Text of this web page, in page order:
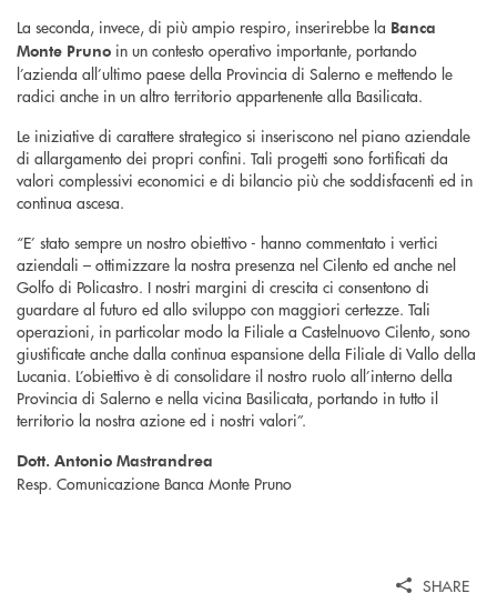
La seconda, invece, di più ampio respiro, inserirebbe la Banca
Monte Pruno in un contesto operativo importante, portando
l’azienda all’ultimo paese della Provincia di Salerno e mettendo le
radici anche in un altro territorio appartenente alla Basilicata.
Le iniziative di carattere strategico si inseriscono nel piano aziendale
di allargamento dei propri confini. Tali progetti sono fortificati da
valori complessivi economici e di bilancio più che soddisfacenti ed in
continua ascesa.
“E’ stato sempre un nostro obiettivo - hanno commentato i vertici
aziendali – ottimizzare la nostra presenza nel Cilento ed anche nel
Golfo di Policastro. I nostri margini di crescita ci consentono di
guardare al futuro ed allo sviluppo con maggiori certezze. Tali
operazioni, in particolar modo la Filiale a Castelnuovo Cilento, sono
giustificate anche dalla continua espansione della Filiale di Vallo della
Lucania. L’obiettivo è di consolidare il nostro ruolo all’interno della
Provincia di Salerno e nella vicina Basilicata, portando in tutto il
territorio la nostra azione ed i nostri valori”.
Dott. Antonio Mastrandrea
Resp. Comunicazione Banca Monte Pruno
SHARE